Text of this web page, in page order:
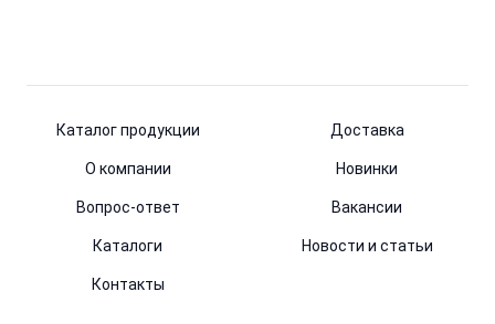
Каталог продукции Доставка
О компании Новинки
Вопрос-ответ Вакансии
Каталоги Новости и статьи
Контакты